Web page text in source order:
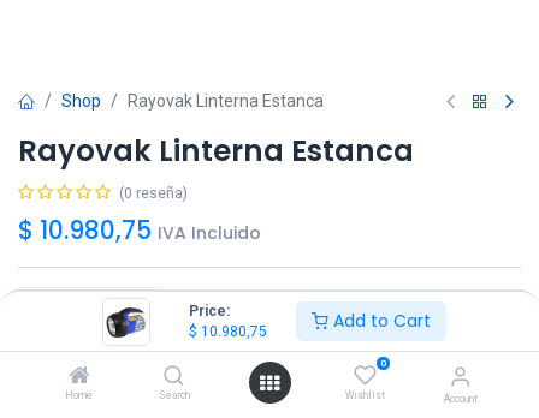
Price:
$ 10.980,75 Add to Cart
Home Search
0
Wishlist Account
Shop Rayovak Linterna Estanca
Rayovak Linterna Estanca
(0 reseña)
$ 10.980,75 IVA Incluido
Agregar Comprar ya!